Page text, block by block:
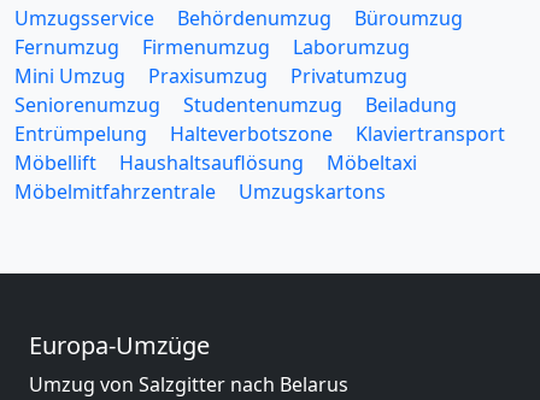
Umzugsservice Behördenumzug
Büroumzug
Fernumzug
Firmenumzug
Laborumzug
Mini Umzug
Praxisumzug
Privatumzug
Seniorenumzug
Studentenumzug
Beiladung
Entrümpelung
Halteverbotszone
Klaviertransport
Möbellift
Haushaltsauflösung
Möbeltaxi
Möbelmitfahrzentrale
Umzugskartons
Europa-Umzüge
Umzug von Salzgitter nach Belarus